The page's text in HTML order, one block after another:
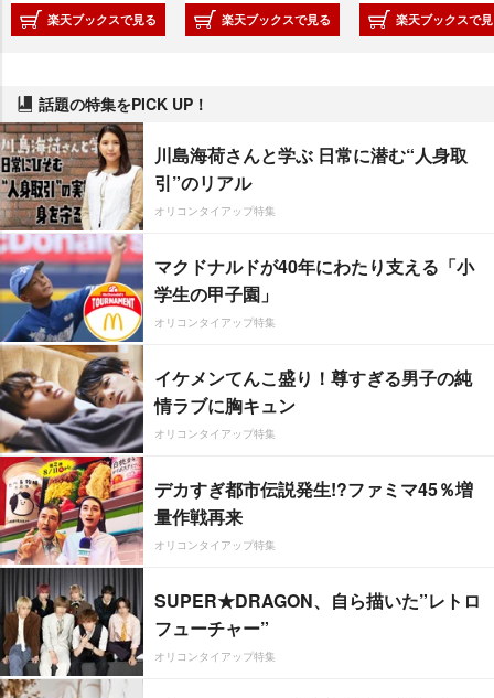
楽天ブックスで見る 楽天ブックスで見る 楽天ブックスで
話題の特集をPICK UP！
川島海荷さんと学ぶ 日常に潜む“人身取
引”のリアル
オリコンタイアップ特集
マクドナルドが40年にわたり支える「小
学生の甲子園」
オリコンタイアップ特集
イケメンてんこ盛り！尊すぎる男子の純
情ラブに胸キュン
オリコンタイアップ特集
デカすぎ都市伝説発生!?ファミマ45％増
量作戦再来
オリコンタイアップ特集
SUPER★DRAGON、自ら描いた”レトロ
フューチャー”
オリコンタイアップ特集